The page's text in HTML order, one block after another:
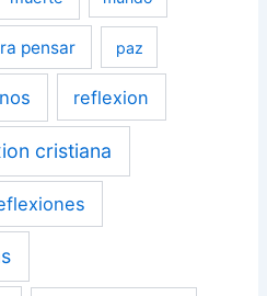
pensar paz
reflexion
cristiana